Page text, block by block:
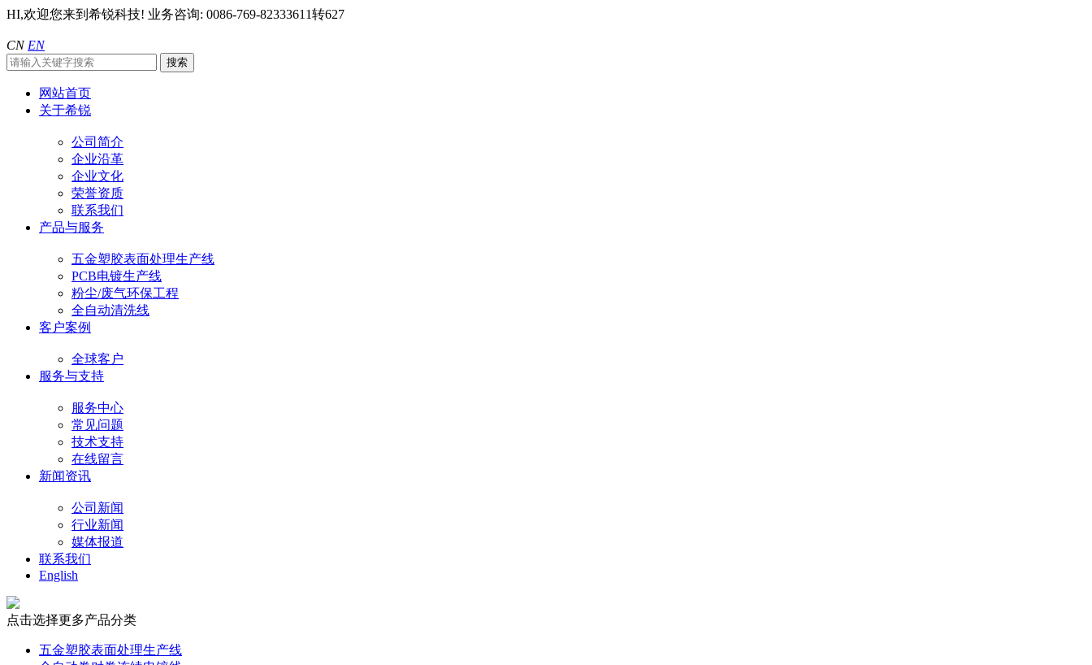
HI,欢迎您来到希锐科技! 业务咨询: 0086-769-82333611转627
CN EN
网站首页
关于希锐
公司简介
企业沿革
企业文化
荣誉资质
联系我们
产品与服务
五金塑胶表面处理生产线
PCB电镀生产线
粉尘/废气环保工程
全自动清洗线
客户案例
全球客户
服务与支持
服务中心
常见问题
技术支持
在线留言
新闻资讯
公司新闻
行业新闻
媒体报道
联系我们
English
点击选择更多产品分类
五金塑胶表面处理生产线